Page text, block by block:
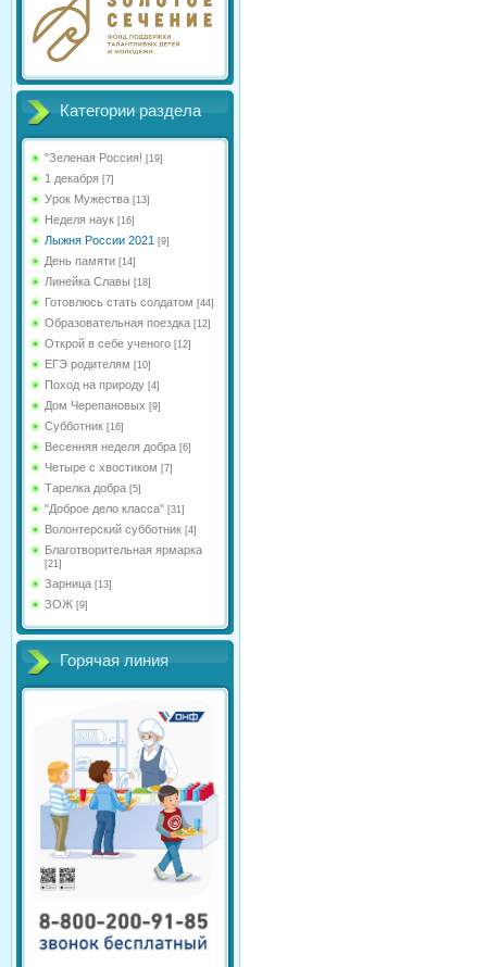
Категории раздела
"Зеленая Россия! [19]
1 декабря [7]
Урок Мужества [13]
Неделя наук [16]
Лыжня России 2021 [9]
День памяти [14]
Линейка Славы [18]
Готовлюсь стать солдатом [44]
Образовательная поездка [12]
Открой в себе ученого [12]
ЕГЭ родителям [10]
Поход на природу [4]
Дом Черепановых [9]
Субботник [16]
Весенняя неделя добра [6]
Четыре с хвостиком [7]
Тарелка добра [5]
"Доброе дело класса" [31]
Волонтерский субботник [4]
Благотворительная ярмарка
[21]
Зарница [13]
ЗОЖ [9]
Горячая линия